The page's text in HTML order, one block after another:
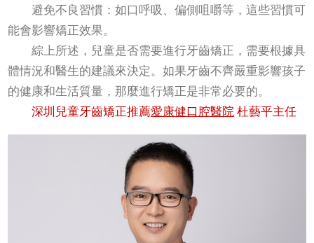
避免不良習慣：如口呼吸、偏側咀嚼等，這些習慣可
能會影響矯正效果。
綜上所述，兒童是否需要進行牙齒矯正，需要根據具
體情況和醫生的建議來決定。如果牙齒不齊嚴重影響孩子
的健康和生活質量，那麼進行矯正是非常必要的。
深圳兒童牙齒矯正推薦愛康健口腔醫院 杜藝平主任